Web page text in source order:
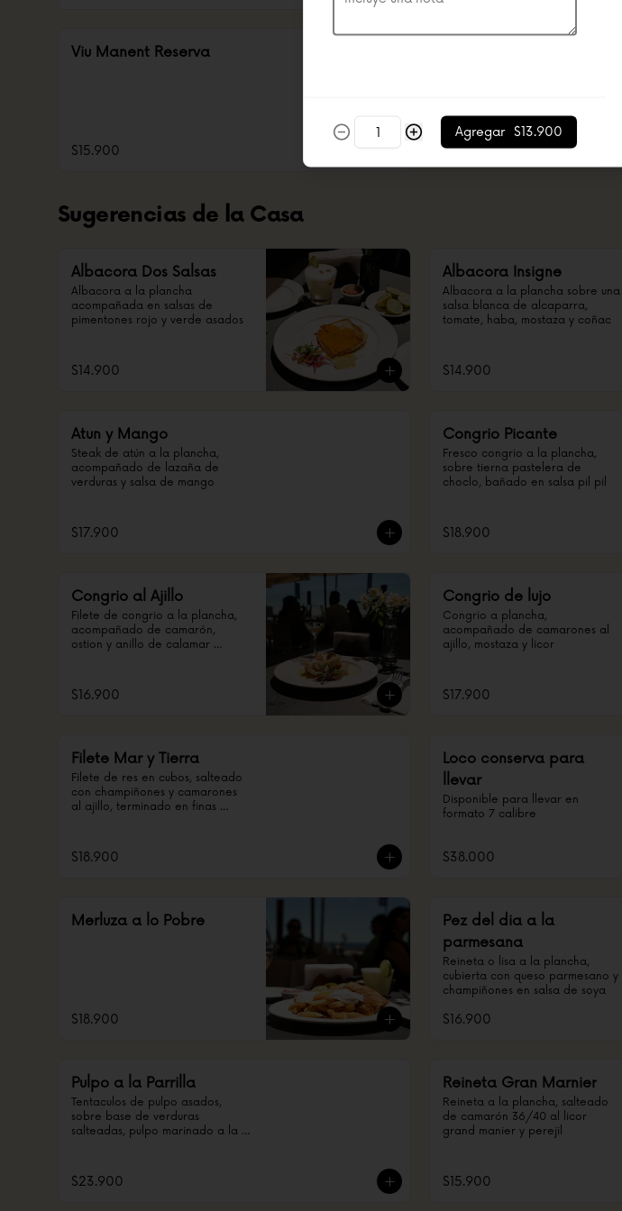
Viu Manent Reserva
$15.900
Sugerencias de la Casa
Albacora Dos Salsas
Albacora a la plancha
acompañada en salsas de
pimentones rojo y verde asados
$14.900
Albacora Insigne
Albacora a la plancha sobre una
salsa blanca de alcaparra,
tomate, haba, mostaza y coñac
$14.900
Atun y Mango
Steak de atún a la plancha,
acompañado de lazaña de
verduras y salsa de mango
$17.900
Congrio Picante
Fresco congrio a la plancha,
sobre tierna pastelera de
choclo, bañado en salsa pil pil
$18.900
Congrio al Ajillo
Filete de congrio a la plancha,
acompañado de camarón,
ostion y anillo de calamar
$16.900
Congrio de lujo
Congrio a plancha,
acompañado de camarones al
ajillo, mostaza y licor
$17.900
Filete Mar y Tierra
Filete de res en cubos, salteado
con champiñones y camarones
al ajillo, terminado en finas
$18.900
Loco conserva para
llevar
Disponible para llevar en
formato 7 calibre
$38.000
Merluza a lo Pobre
$18.900
Pez del dia a la
parmesana
Reineta o lisa a la plancha,
cubierta con queso parmesano y
champiñones en salsa de soya
$16.900
Pulpo a la Parrilla
Tentaculos de pulpo asados,
sobre base de verduras
salteadas, pulpo marinado a la
$23.900
Reineta Gran Marnier
Reineta a la plancha, salteado
de camarón 36/40 al licor
grand manier y perejil
$15.900
Agregar $13.900